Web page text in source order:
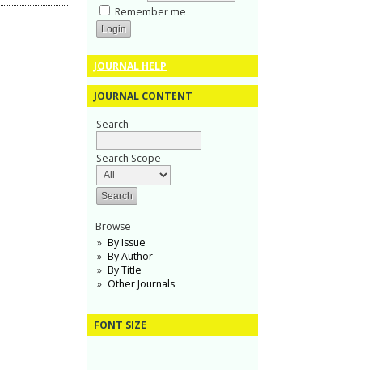
Remember me
JOURNAL HELP
JOURNAL CONTENT
Search
Search Scope
Browse
By Issue
By Author
By Title
Other Journals
FONT SIZE